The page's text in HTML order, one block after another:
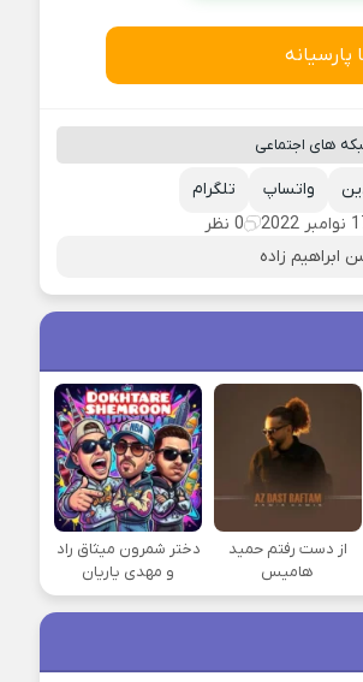
پارسیانه
های اجتماعی
تلگرام واتساپ
2022
0 نظر
ابراهیم زاده
از دست رفتم حمید
هامیس
دختر شمرون میثاق راد
و مهدی یاریان